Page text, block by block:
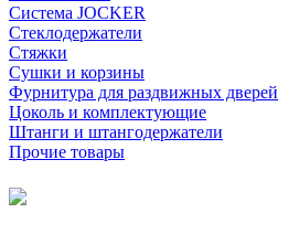
Система JOCKER
Стеклодержатели
Стяжки
Сушки и корзины
Фурнитура для раздвижных дверей
Цоколь и комплектующие
Штанги и штангодержатели
Прочие товары